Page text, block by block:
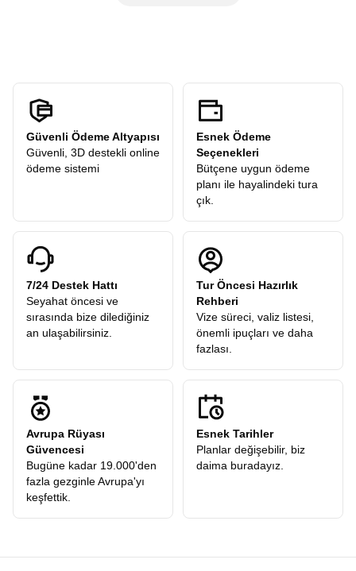
Güvenli Ödeme Altyapısı
Güvenli, 3D destekli online
ödeme sistemi
Esnek Ödeme
Seçenekleri
Bütçene uygun ödeme
planı ile hayalindeki tura
çık.
7/24 Destek Hattı
Seyahat öncesi ve
sırasında bize dilediğiniz
an ulaşabilirsiniz.
Tur Öncesi Hazırlık
Rehberi
Vize süreci, valiz listesi,
önemli ipuçları ve daha
fazlası.
Avrupa Rüyası
Güvencesi
Bugüne kadar 19.000'den
fazla gezginle Avrupa'yı
keşfettik.
Esnek Tarihler
Planlar değişebilir, biz
daima buradayız.